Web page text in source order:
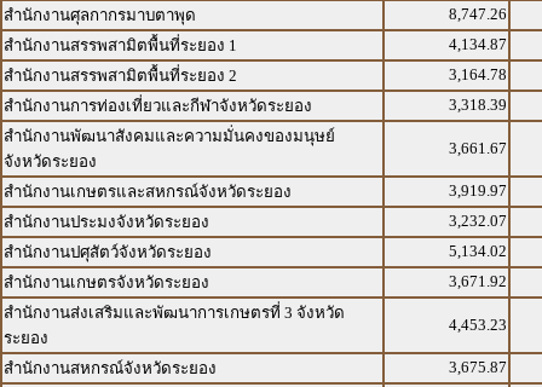
สำนักงานศุลกากรมาบตาพุด
8,747.26
สำนักงานสรรพสามิตพื้นที่ระยอง 1
4,134.87
สำนักงานสรรพสามิตพื้นที่ระยอง 2
3,164.78
สำนักงานการท่องเที่ยวและกีฬาจังหวัดระยอง
3,318.39
สำนักงานพัฒนาสังคมและความมั่นคงของมนุษย์
จังหวัดระยอง
3,661.67
สำนักงานเกษตรและสหกรณ์จังหวัดระยอง
3,919.97
สำนักงานประมงจังหวัดระยอง
3,232.07
สำนักงานปศุสัตว์จังหวัดระยอง
5,134.02
สำนักงานเกษตรจังหวัดระยอง
3,671.92
สำนักงานส่งเสริมและพัฒนาการเกษตรที่ 3 จังหวัด
ระยอง
4,453.23
สำนักงานสหกรณ์จังหวัดระยอง
3,675.87